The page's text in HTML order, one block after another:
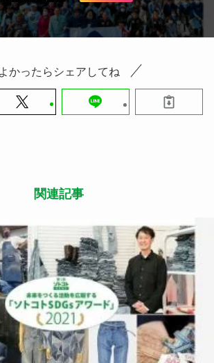
よかったらシェアしてね
関連記事